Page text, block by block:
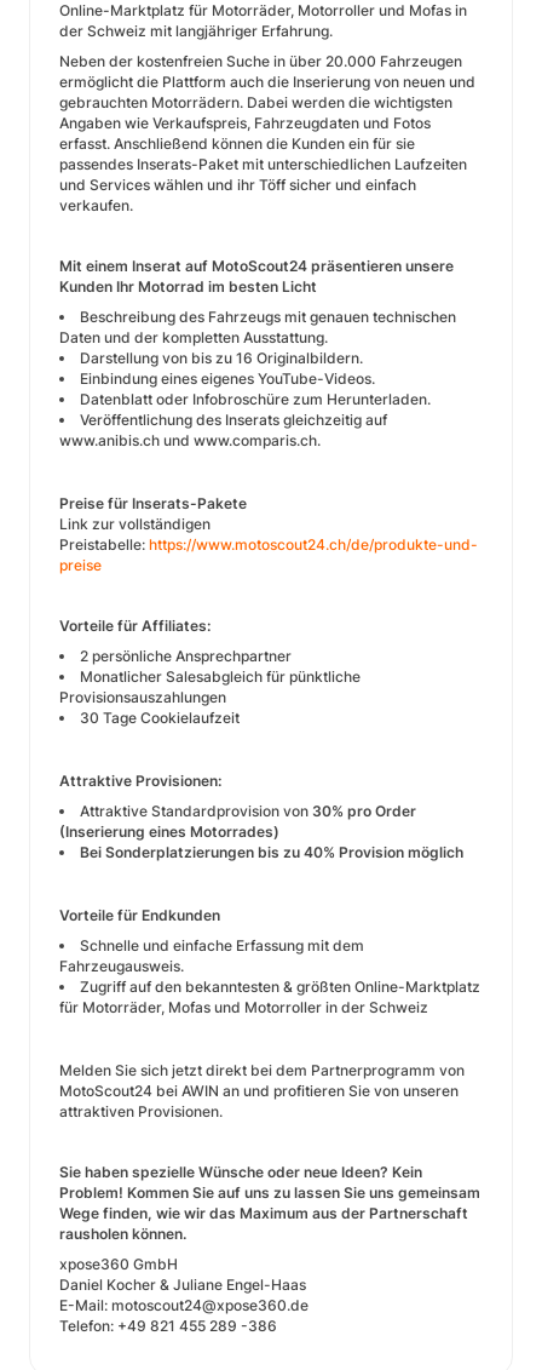
Online-Marktplatz für Motorräder, Motorroller und Mofas in
der Schweiz mit langjähriger Erfahrung.
Neben der kostenfreien Suche in über 20.000 Fahrzeugen
ermöglicht die Plattform auch die Inserierung von neuen und
gebrauchten Motorrädern. Dabei werden die wichtigsten
Angaben wie Verkaufspreis, Fahrzeugdaten und Fotos
erfasst. Anschließend können die Kunden ein für sie
passendes Inserats-Paket mit unterschiedlichen Laufzeiten
und Services wählen und ihr Töff sicher und einfach
verkaufen.
Mit einem Inserat auf MotoScout24 präsentieren unsere
Kunden Ihr Motorrad im besten Licht
Beschreibung des Fahrzeugs mit genauen technischen
Daten und der kompletten Ausstattung.
Darstellung von bis zu 16 Originalbildern.
Einbindung eines eigenes YouTube-Videos.
Datenblatt oder Infobroschüre zum Herunterladen.
Veröffentlichung des Inserats gleichzeitig auf
www.anibis.ch und www.comparis.ch.
Preise für Inserats-Pakete
Link zur vollständigen
Preistabelle: https://www.motoscout24.ch/de/produkte-und-
preise
Vorteile für Affiliates:
2 persönliche Ansprechpartner
Monatlicher Salesabgleich für pünktliche
Provisionsauszahlungen
30 Tage Cookielaufzeit
Attraktive Provisionen:
Attraktive Standardprovision von 30% pro Order
(Inserierung eines Motorrades)
Bei Sonderplatzierungen bis zu 40% Provision möglich
Vorteile für Endkunden
Schnelle und einfache Erfassung mit dem
Fahrzeugausweis.
Zugriff auf den bekanntesten & größten Online-Marktplatz
für Motorräder, Mofas und Motorroller in der Schweiz
Melden Sie sich jetzt direkt bei dem Partnerprogramm von
MotoScout24 bei AWIN an und profitieren Sie von unseren
attraktiven Provisionen.
Sie haben spezielle Wünsche oder neue Ideen? Kein
Problem! Kommen Sie auf uns zu lassen Sie uns gemeinsam
Wege finden, wie wir das Maximum aus der Partnerschaft
rausholen können.
xpose360 GmbH
Daniel Kocher & Juliane Engel-Haas
E-Mail: motoscout24@xpose360.de
Telefon: +49 821 455 289 -386